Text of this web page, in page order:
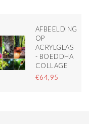
AFBEELDING
OP
ACRYLGLAS
- BOEDDHA
COLLAGE
€64,95